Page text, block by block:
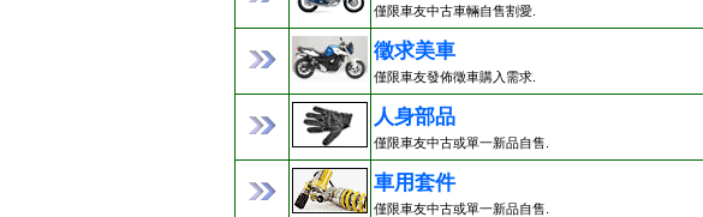
僅限車友中古車輛自售割愛.
徵求美車
僅限車友發佈徵車購入需求.
人身部品
僅限車友中古或單一新品自售.
車用套件
僅限車友中古或單一新品自售.